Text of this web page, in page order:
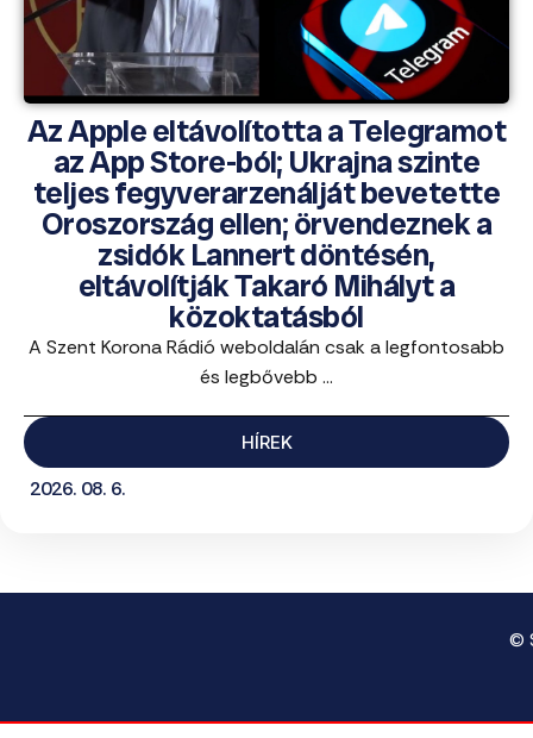
Az Apple eltávolította a Telegramot
az App Store-ból; Ukrajna szinte
teljes fegyverarzenálját bevetette
Oroszország ellen; örvendeznek a
zsidók Lannert döntésén,
eltávolítják Takaró Mihályt a
közoktatásból
A Szent Korona Rádió weboldalán csak a legfontosabb
és legbővebb ...
HÍREK
2026. 08. 6.
©